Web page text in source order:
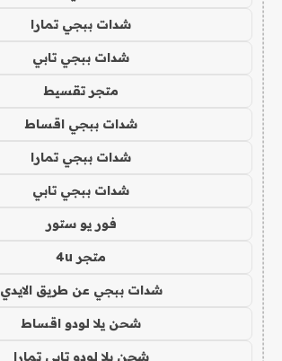
شدات ببجي تمارا
شدات ببجي تابي
متجر تقسيط
شدات ببجي اقساط
شدات ببجي تمارا
شدات ببجي تابي
فور يو ستور
متجر 4u
شدات ببجي عن طريق الايدي
شحن يلا لودو اقساط
شحن يلا لودو تابي تمارا